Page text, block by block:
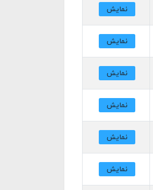
نمایش
نمایش
نمایش
نمایش
نمایش
نمایش